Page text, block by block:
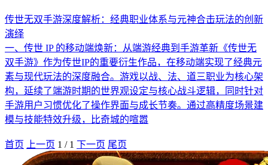
传世无双手游深度解析：经典职业体系与元神合击玩法的创新
演绎
一、传世 IP 的移动端焕新：从端游经典到手游革新《传世无
双手游》作为传世IP的重要衍生作品，在移动端实现了经典元
素与现代玩法的深度融合。游戏以战、法、道三职业为核心架
构，延续了端游时期的世界观设定与核心战斗逻辑，同时针对
手游用户习惯优化了操作界面与成长节奏。通过高精度场景建
模与技能特效升级，比奇城的喧嚣
首页 上一页 1 / 1 下一页 尾页